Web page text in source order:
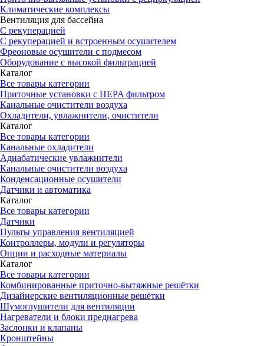
Климатические комплексы
Вентиляция для бассейна
С рекуперацией
С рекуперацией и встроенным осушителем
Фреоновые осушители с подмесом
Оборудование с высокой фильтрацией
Каталог
Все товары категории
Приточные установки c HEPA фильтром
Канальные очистители воздуха
Охладители, увлажнители, очистители
Каталог
Все товары категории
Канальные охладители
Адиабатические увлажнители
Канальные очистители воздуха
Конденсационные осушители
Датчики и автоматика
Каталог
Все товары категории
Датчики
Пульты управления вентиляцией
Контроллеры, модули и регуляторы
Опции и расходные материалы
Каталог
Все товары категории
Комбинированные приточно-вытяжные решётки
Дизайнерские вентиляционные решётки
Шумоглушители для вентиляции
Нагреватели и блоки преднагрева
Заслонки и клапаны
Кронштейны